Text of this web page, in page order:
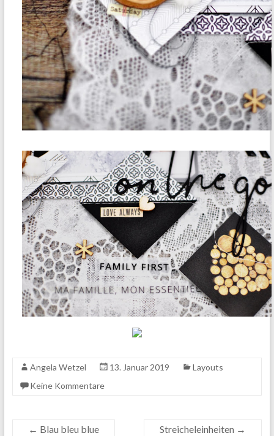
Angela Wetzel 13. Januar 2019
Layouts
Keine Kommentare
← Blau bleu blue Streicheleinheiten →